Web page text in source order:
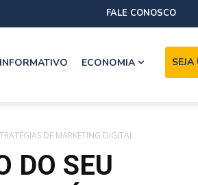
FALE CONOSCO
INFORMATIVO ECONOMIA
DE MARKETING DIGITAL
DO SEU